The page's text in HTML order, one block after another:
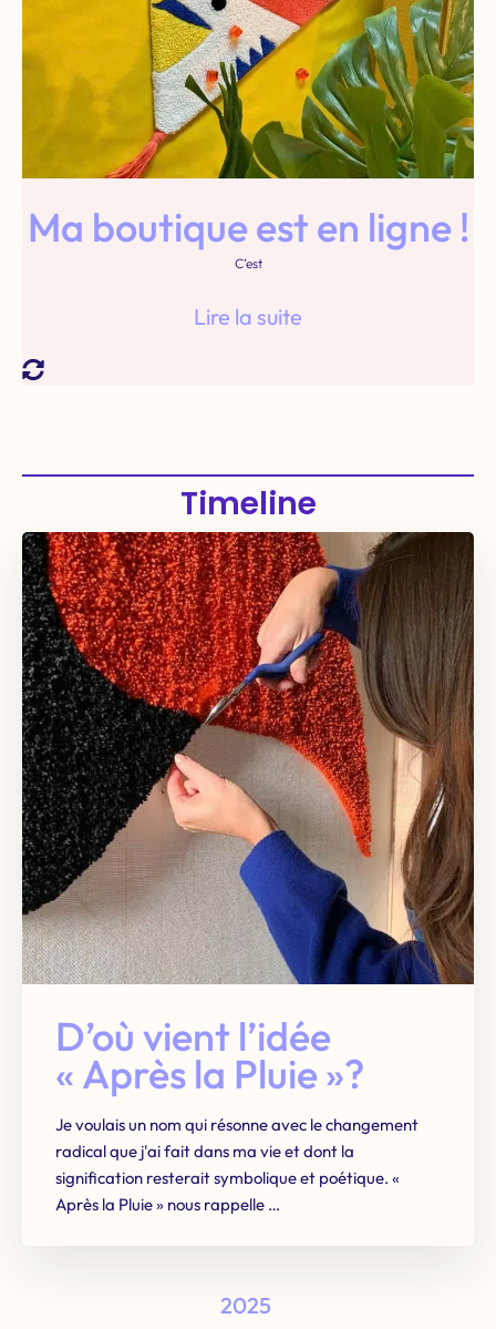
Ma boutique est en ligne !
C’est
Lire la suite
Timeline
D’où vient l’idée
« Après la Pluie »?
Je voulais un nom qui résonne avec le changement
radical que j'ai fait dans ma vie et dont la
signification resterait symbolique et poétique. «
Après la Pluie » nous rappelle …
2025